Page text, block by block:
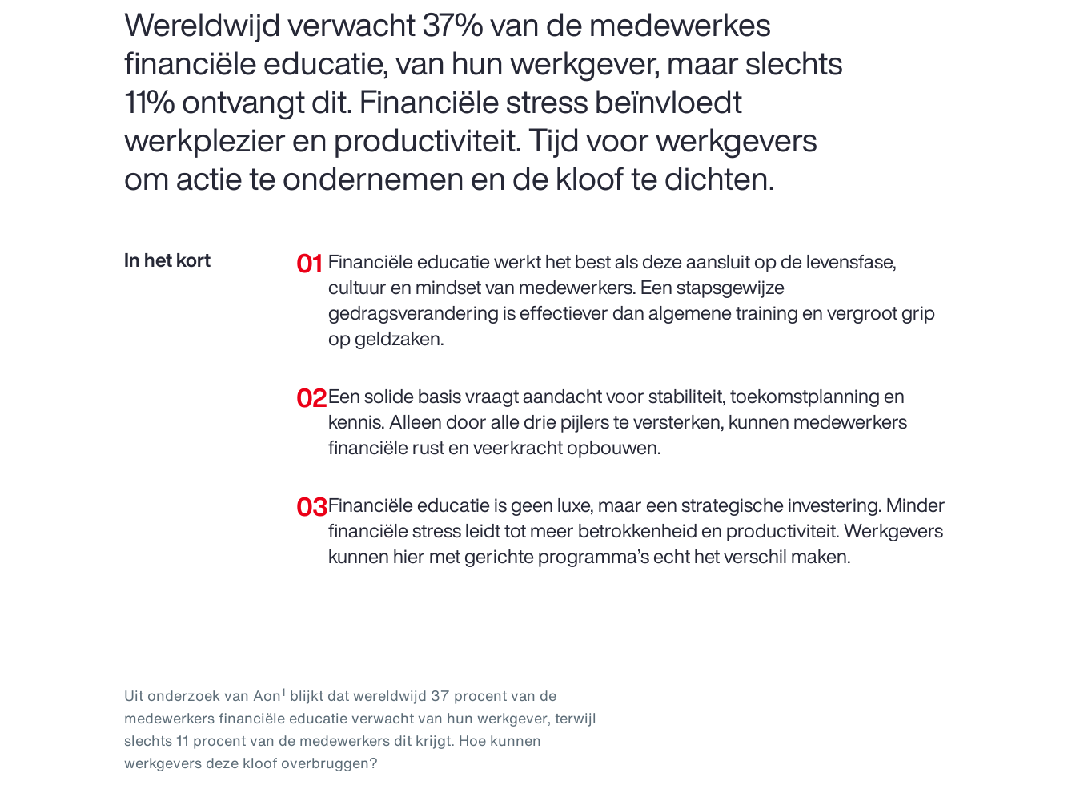
Wereldwijd verwacht 37% van de medewerkes
financiële educatie, van hun werkgever, maar slechts
11% ontvangt dit. Financiële stress beïnvloedt
werkplezier en productiviteit. Tijd voor werkgevers
om actie te ondernemen en de kloof te dichten.
In het kort
Financiële educatie werkt het best als deze aansluit op de levensfase,
cultuur en mindset van medewerkers. Een stapsgewijze
gedragsverandering is effectiever dan algemene training en vergroot grip
op geldzaken.
Een solide basis vraagt aandacht voor stabiliteit, toekomstplanning en
kennis. Alleen door alle drie pijlers te versterken, kunnen medewerkers
financiële rust en veerkracht opbouwen.
Financiële educatie is geen luxe, maar een strategische investering. Minder
financiële stress leidt tot meer betrokkenheid en productiviteit. Werkgevers
kunnen hier met gerichte programma’s echt het verschil maken.
Uit onderzoek van Aon1 blijkt dat wereldwijd 37 procent van de
medewerkers financiële educatie verwacht van hun werkgever, terwijl
slechts 11 procent van de medewerkers dit krijgt. Hoe kunnen
werkgevers deze kloof overbruggen?